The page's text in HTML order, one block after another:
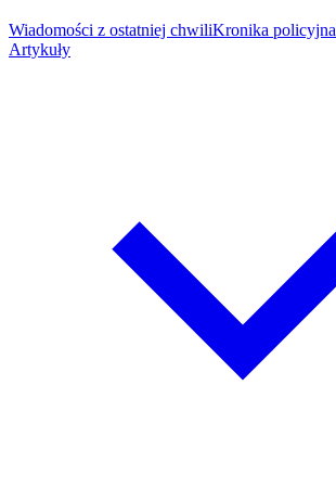
Wiadomości z ostatniej chwiliKronika policyjna
Artykuły